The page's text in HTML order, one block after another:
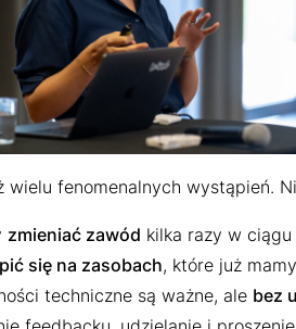
wielu fenomenalnych wystąpień.
zmieniać zawód kilka razy w
się na zasobach, które już
techniczne są ważne, ale bez